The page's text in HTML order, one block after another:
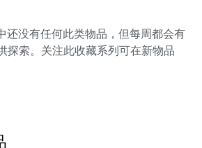
还没有任何此类物品，但每周都会有
探索。关注此收藏系列可在新物品